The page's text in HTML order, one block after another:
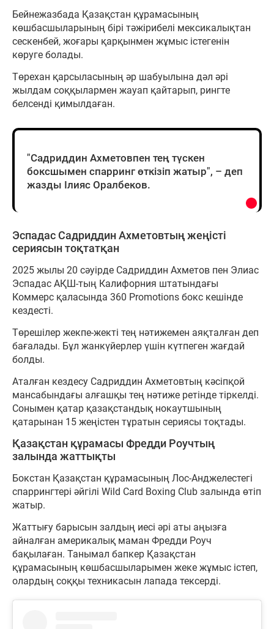
Бейнежазбада Қазақстан құрамасының
көшбасшыларының бірі тәжірибелі мексикалықтан
сескенбей, жоғары қарқынмен жұмыс істегенін
көруге болады.
Төрехан қарсыласының әр шабуылына дәл әрі
жылдам соққылармен жауап қайтарып, рингте
белсенді қимылдаған.
"Садриддин Ахметовпен тең түскен
боксшымен спарринг өткізіп жатыр", – деп
жазды Ілияс Оралбеков.
Эспадас Садриддин Ахметовтың жеңісті
сериясын тоқтатқан
2025 жылы 20 сәуірде Садриддин Ахметов пен Элиас
Эспадас АҚШ-тың Калифорния штатындағы
Коммерс қаласында 360 Promotions бокс кешінде
кездесті.
Төрешілер жекпе-жекті тең нәтижемен аяқталған деп
бағалады. Бұл жанкүйерлер үшін күтпеген жағдай
болды.
Аталған кездесу Садриддин Ахметовтың кәсіпқой
мансабындағы алғашқы тең нәтиже ретінде тіркелді.
Сонымен қатар қазақстандық нокаутшының
қатарынан 15 жеңістен тұратын сериясы тоқтады.
Қазақстан құрамасы Фредди Роучтың
залында жаттықты
Бокстан Қазақстан құрамасының Лос-Анджелестегі
спаррингтері әйгілі Wild Card Boxing Club залында өтіп
жатыр.
Жаттығу барысын залдың иесі әрі аты аңызға
айналған америкалық маман Фредди Роуч
бақылаған. Танымал бапкер Қазақстан
құрамасының көшбасшыларымен жеке жұмыс істеп,
олардың соққы техникасын лапада тексерді.